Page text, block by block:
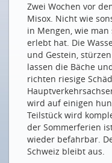
INTERVIEW MIT
Daten für die
Données pour la
WO DATEN UND
Alles im Blick, alles
Zukunftssichere
Digitalisierung Hand
Automatisiertes
Zwei Wochen vor
Misox. Nicht wie
in Mengen, wie
erlebt hat. Die
und Gestein,
lassen die Bäche
richten riesige
wird auf einigen
Teilstück wird
der Sommerferien
wieder befahrbar.
Schweiz bleibt aus.